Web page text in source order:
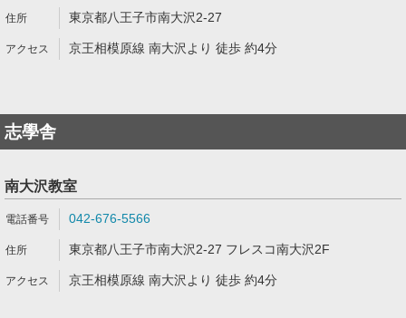
東京都八王子市南大沢2-27
京王相模原線 南大沢より 徒歩 約4分
志學舎
南大沢教室
042-676-5566
東京都八王子市南大沢2-27 フレスコ南大沢2F
京王相模原線 南大沢より 徒歩 約4分